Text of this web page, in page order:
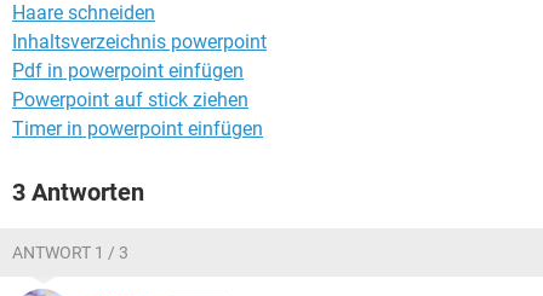
Haare schneiden
Inhaltsverzeichnis powerpoint
Pdf in powerpoint einfügen
Powerpoint auf stick ziehen
Timer in powerpoint einfügen
3 Antworten
ANTWORT 1 / 3